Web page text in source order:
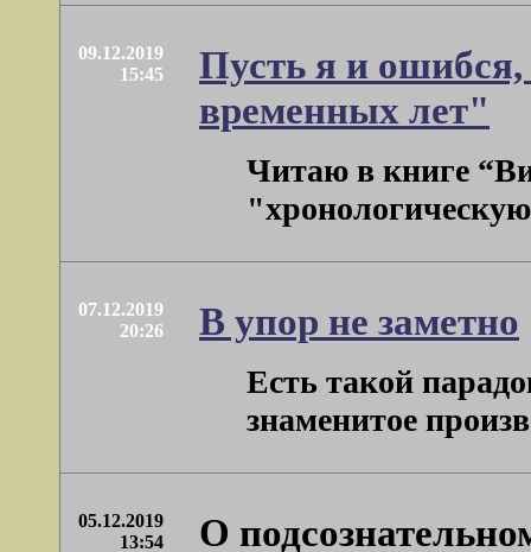
09.12.2019
15:45
Пусть я и
временных лет"
Читаю в книге
07.12.2019
20:26
В упор не заметно
Есть такой
знаменитое
05.12.2019
13:54
О